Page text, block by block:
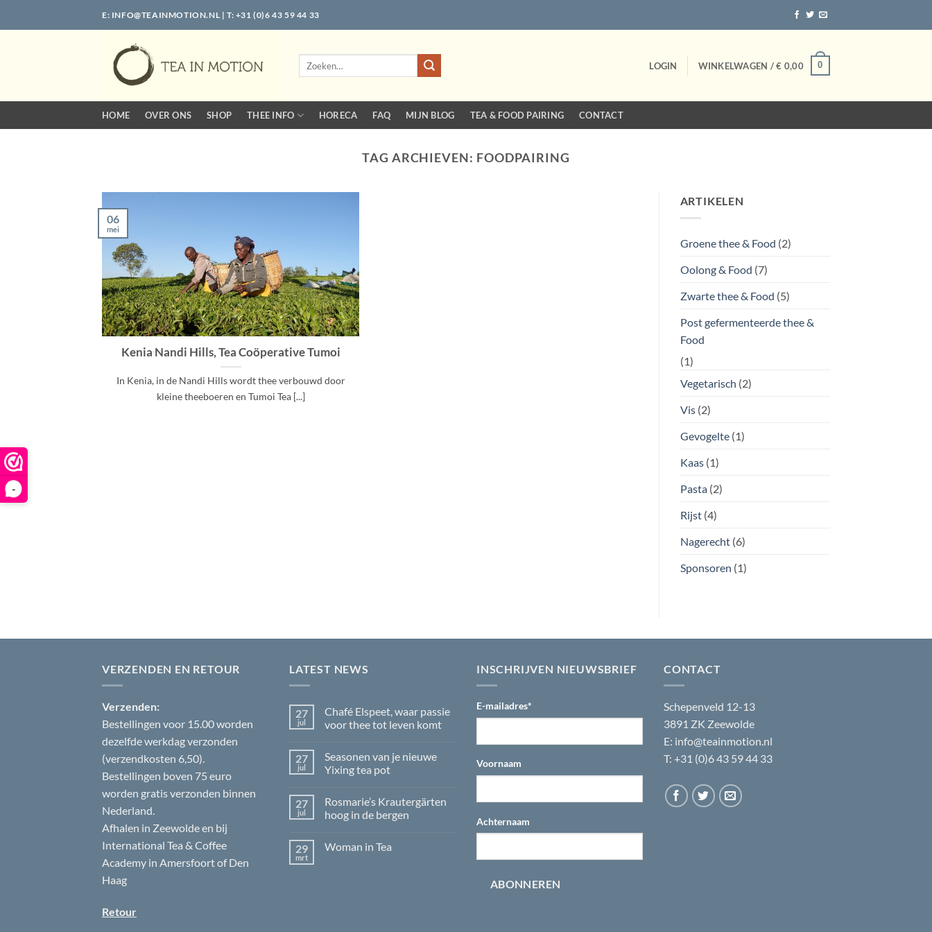
-
E: INFO@TEAINMOTION.NL | T: +31 (0)6 43 59 44 33
LOGIN WINKELWAGEN /€ 0,00 0
HOME OVER ONS SHOP THEE INFO HORECA FAQ MIJN BLOG TEA & FOOD PAIRING CONTACT
TAG ARCHIEVEN: FOODPAIRING
Kenia Nandi Hills, Tea Coöperative Tumoi
In Kenia, in de Nandi Hills wordt thee verbouwd door
kleine theeboeren en Tumoi Tea [...]
06
mei
ARTIKELEN
Groene thee & Food (2)
Oolong & Food (7)
Zwarte thee & Food (5)
Post gefermenteerde thee &
Food
(1)
Vegetarisch (2)
Vis(2)
Gevogelte(1)
Kaas(1)
Pasta(2)
Rijst(4)
Nagerecht(6)
Sponsoren (1)
VERZENDEN EN RETOUR
Verzenden:
Bestellingen voor 15.00 worden
dezelfde werkdag verzonden
(verzendkosten 6,50).
Bestellingen boven 75 euro
worden gratis verzonden binnen
Nederland.
Afhalen in Zeewolde en bij
International Tea & Coffee
Academy in Amersfoort of Den
Haag
Retour
LATEST NEWS
27
jul
Chafé Elspeet, waar passie
voor thee tot leven komt
op
Chafé
Elspeet,
voor
thee
tot
27
jul
Seasonen van je nieuwe
Yixing tea pot
op
Seasonen
van
Yixing
27
jul
Rosmarie’s Krautergärten
hoog in de bergen
op
29
mrt
Woman in Tea
INSCHRIJVEN NIEUWSBRIEF
E-mailadres*
Voornaam
Achternaam
ABONNEREN
CONTACT
Schepenveld 12-13
3891 ZK Zeewolde
E: info@teainmotion.nl
T: +31 (0)6 43 59 44 33